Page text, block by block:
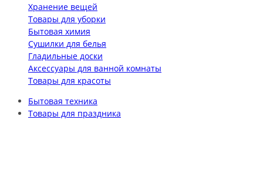
Хранение вещей
Товары для уборки
Бытовая химия
Сушилки для белья
Гладильные доски
Аксессуары для ванной комнаты
Товары для красоты
Бытовая техника
Товары для праздника